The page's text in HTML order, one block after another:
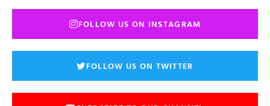
FOLLOW US ON INSTAGRAM
FOLLOW US ON TWITTER